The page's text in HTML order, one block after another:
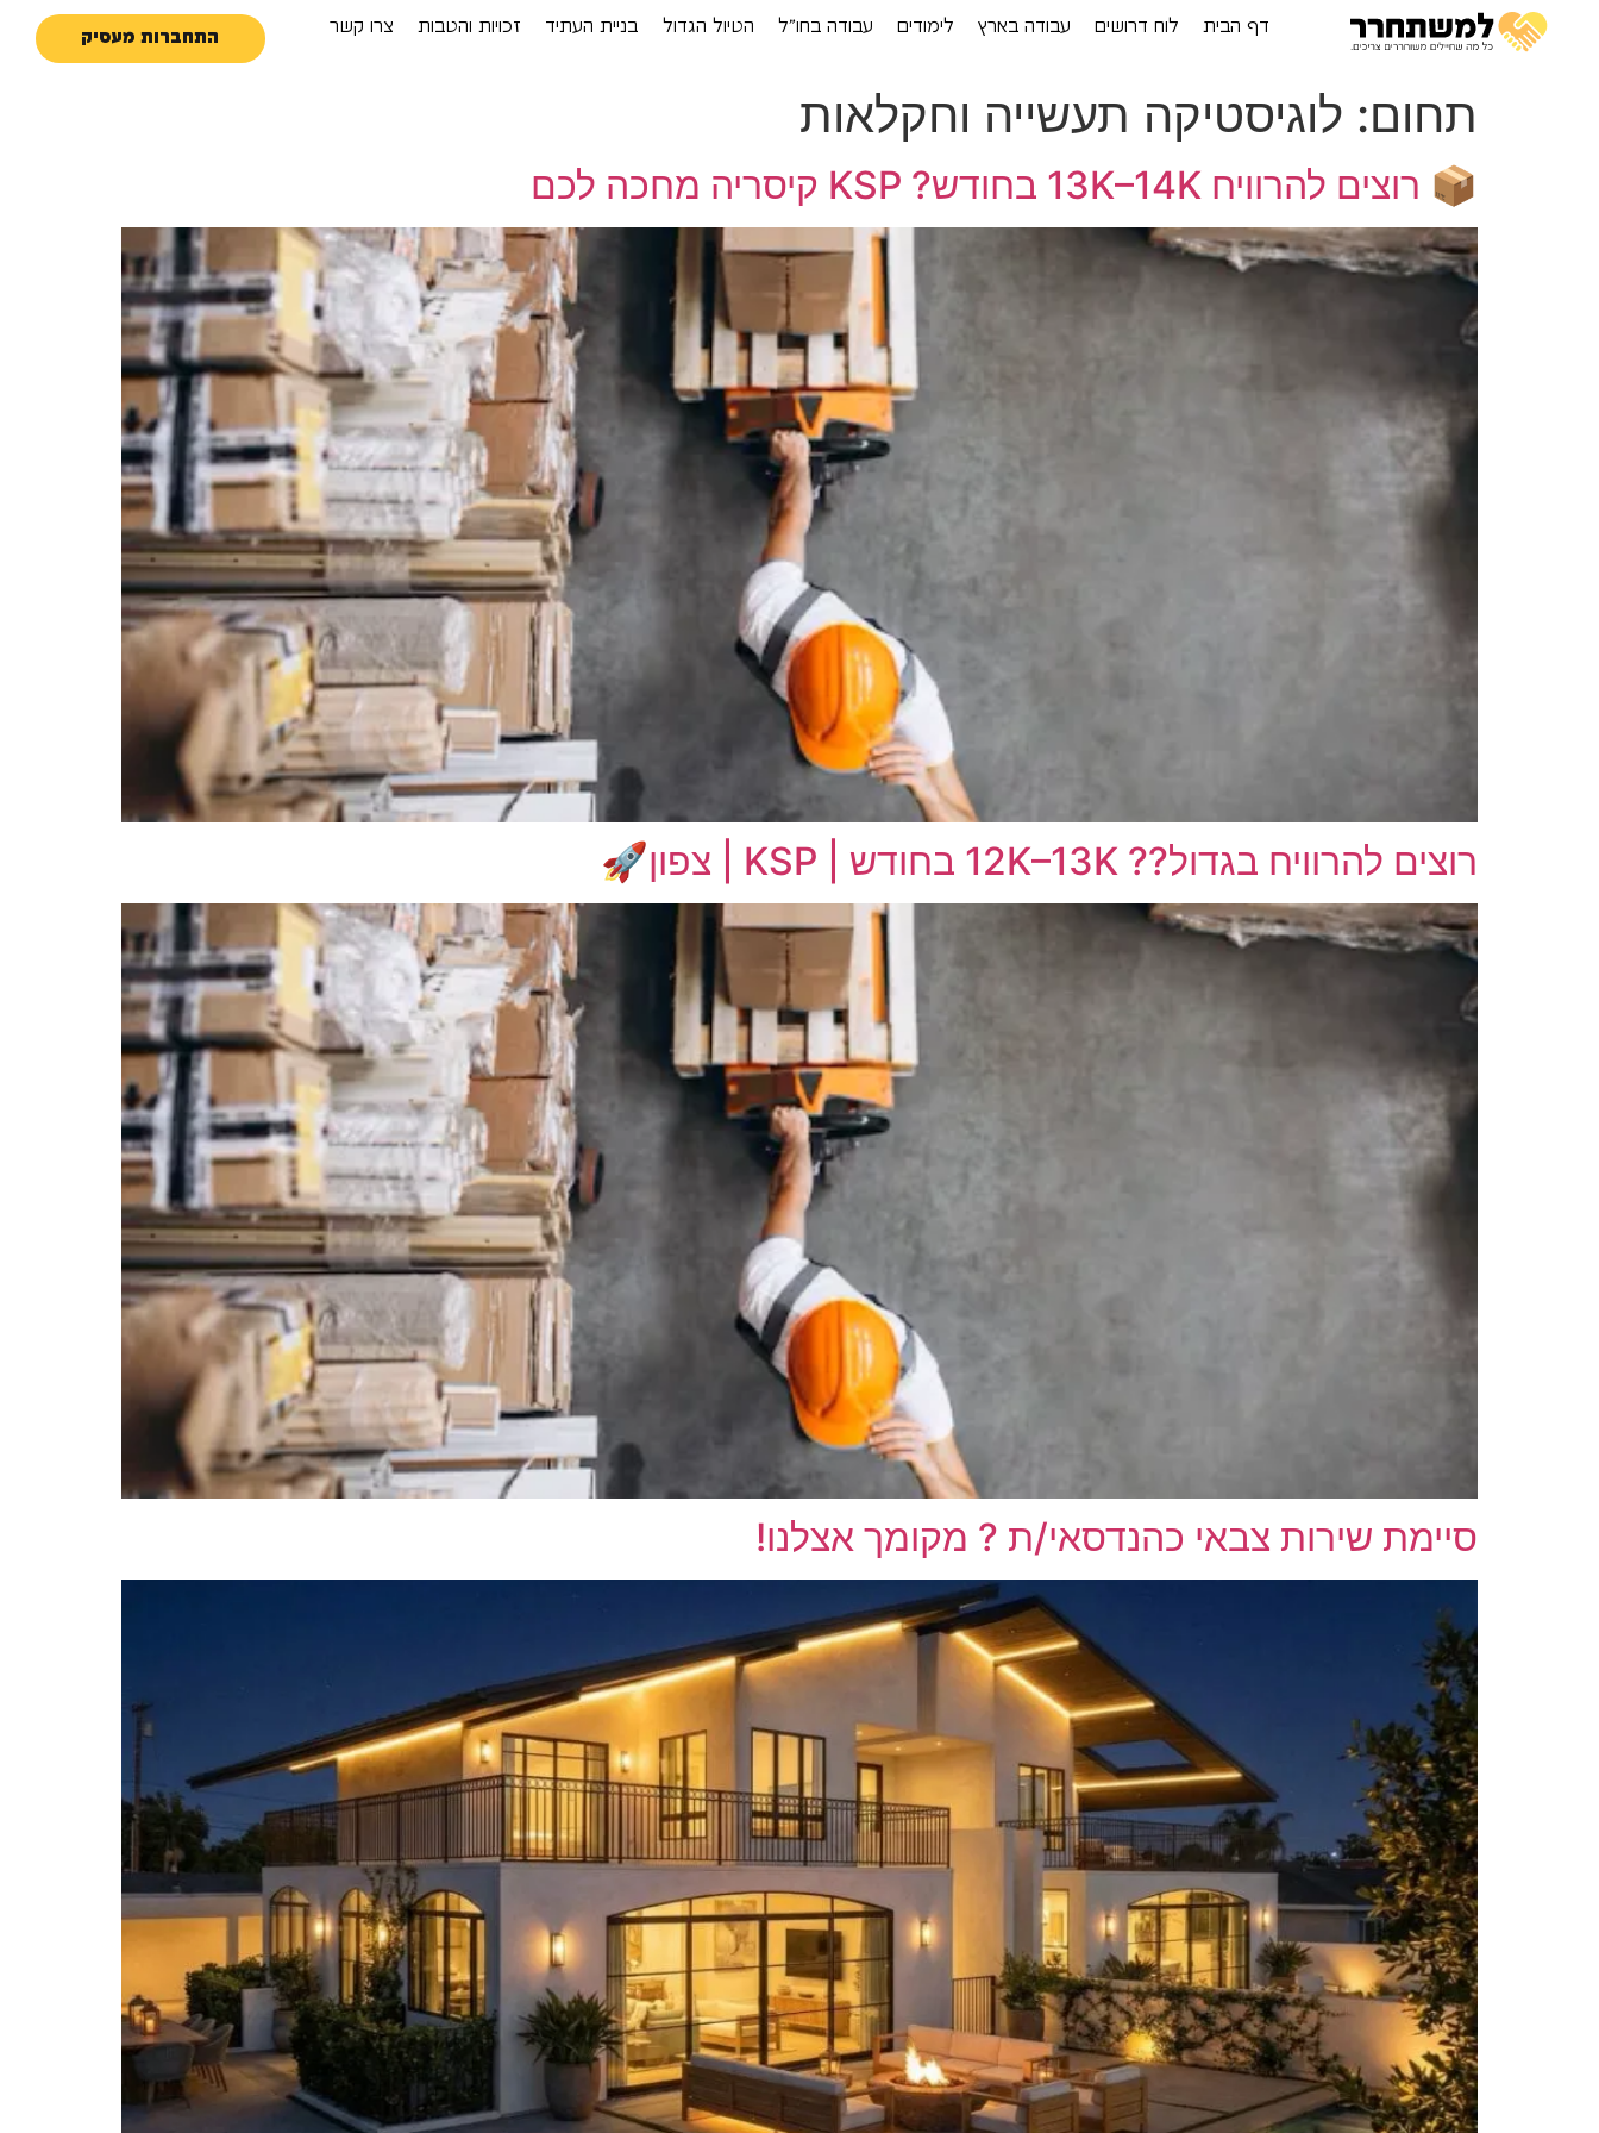
דף הבית לוח דרושים עבודה בארץ לימודים עבודה בחו”ל הטיול הגדול בניית העתיד זכויות והטבות צרו קשר
התחברות מעסיק
תחום: לוגיסטיקה תעשייה וחקלאות
📦 רוצים להרוויח 13K–14K בחודש? KSP קיסריה מחכה לכם
רוצים להרוויח בגדול?? 12K–13K בחודש | KSP | צפון🚀
סיימת שירות צבאי כהנדסאי/ת ? מקומך אצלנו!